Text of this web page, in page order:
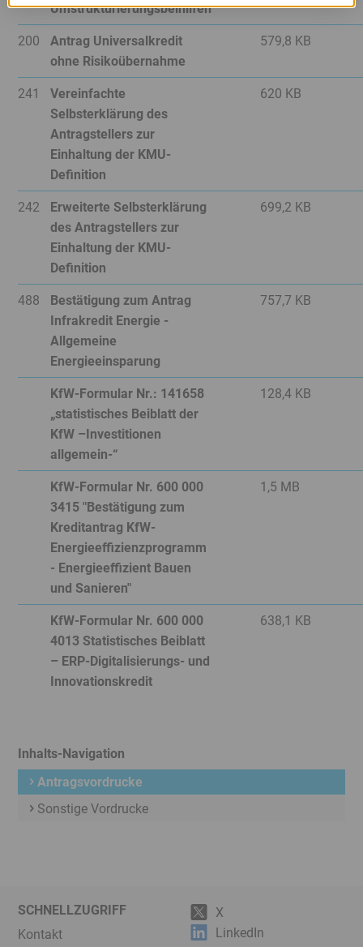
Umstrukturierungsbeihilfen
200
Antrag Universalkredit
ohne Risikoübernahme
579,8 KB
241
Vereinfachte
Selbsterklärung des
Antragstellers zur
Einhaltung der KMU-
Definition
620 KB
242
Erweiterte Selbsterklärung
des Antragstellers zur
Einhaltung der KMU-
Definition
699,2 KB
488
Bestätigung zum Antrag
Infrakredit Energie -
Allgemeine
Energieeinsparung
757,7 KB
KfW-Formular Nr.: 141658
„statistisches Beiblatt der
KfW –Investitionen
allgemein-“
128,4 KB
KfW-Formular Nr. 600 000
3415 "Bestätigung zum
Kreditantrag KfW-
Energieeffizienzprogramm
- Energieeffizient Bauen
und Sanieren"
1,5 MB
KfW-Formular Nr. 600 000
4013 Statistisches Beiblatt
– ERP-Digitalisierungs- und
Innovationskredit
638,1 KB
Inhalts-Navigation
Antragsvordrucke
Sonstige Vordrucke
SCHNELLZUGRIFF
Kontakt
X
LinkedIn